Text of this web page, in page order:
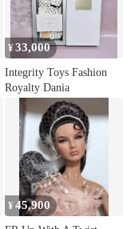
¥33,000
Integrity Toys Fashion
Royalty Dania
¥45,900